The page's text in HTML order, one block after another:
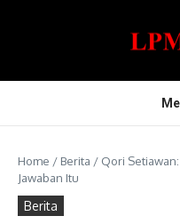
Home / Berita / Qori
Jawaban Itu
Berita